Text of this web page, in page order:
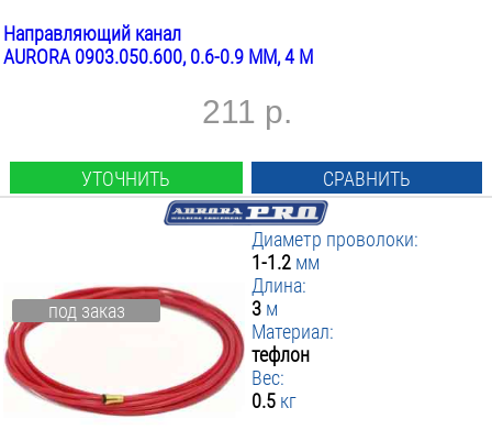
Направляющий канал
AURORA 0903.050.600, 0.6-0.9 ММ, 4 М
211 р.
УТОЧНИТЬ СРАВНИТЬ
под заказ
Диаметр проволоки:
1-1.2 мм
Длина:
3 м
Материал:
тефлон
Вес:
0.5 кг